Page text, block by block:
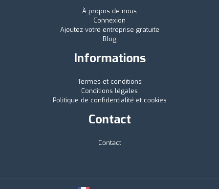
À propos de nous
Connexion
Ajoutez votre entreprise gratuite
Blog
Informations
Termes et conditions
Conditions légales
Politique de confidentialité et cookies
Contact
Contact